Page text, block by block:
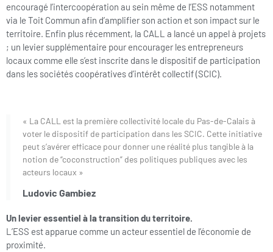
encouragé l’intercoopération au sein même de l’ESS notamment
via le Toit Commun afin d’amplifier son action et son impact sur le
territoire. Enfin plus récemment, la CALL a lancé un appel à projets
; un levier supplémentaire pour encourager les entrepreneurs
locaux comme elle s’est inscrite dans le dispositif de participation
dans les sociétés coopératives d’intérêt collectif (SCIC).
« La CALL est la première collectivité locale du Pas-de-Calais à
voter le dispositif de participation dans les SCIC. Cette initiative
peut s’avérer efficace pour donner une réalité plus tangible à la
notion de “coconstruction” des politiques publiques avec les
acteurs locaux »
Ludovic Gambiez
Un levier essentiel à la transition du territoire.
L’ESS est apparue comme un acteur essentiel de l’économie de
proximité.